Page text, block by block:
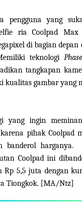
pengguna yang
ria Coolpad
di bagian depan
teknologi
tangkapan
kualitas gambar yang
yang ingin
pihak Coolpad
banderol harganya.
Coolpad ini
Rp 5,5 juta dengan
Tiongkok. [MA/Ntz]